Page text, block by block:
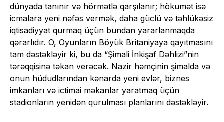
dünyada tanınır və hörmətlə qarşılanır; hökumət isə
icmalara yeni nəfəs vermək, daha güclü və təhlükəsiz
iqtisadiyyat qurmaq üçün bundan yararlanmaqda
qərarlıdır. O, Oyunların Böyük Britaniyaya qayıtmasını
tam dəstəkləyir ki, bu da “Şimali İnkişaf Dəhlizi”nin
tərəqqisinə təkan verəcək. Nazir həmçinin şimalda və
onun hüdudlarından kənarda yeni evlər, biznes
imkanları və ictimai məkanlar yaratmaq üçün
stadionların yenidən qurulması planlarını dəstəkləyir.